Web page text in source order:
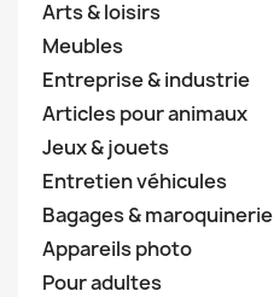
Arts & loisirs
Meubles
Entreprise & industrie
Articles pour animaux
Jeux & jouets
Entretien véhicules
Bagages & maroquinerie
Appareils photo
Pour adultes